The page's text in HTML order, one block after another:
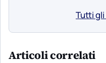
Tutti
Articoli correlati